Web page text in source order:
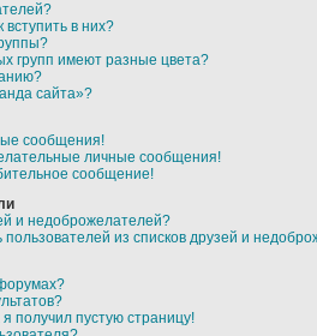
вступить в них?
групп имеют разные цвета?
сайта»?
сообщения!
личные сообщения!
сообщение!
и недоброжелателей?
пользователей из списков друзей и
получил пустую страницу!